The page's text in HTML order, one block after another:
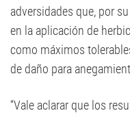
adversidades que, por
en la aplicación de
como máximos
de daño para
“Vale aclarar que los